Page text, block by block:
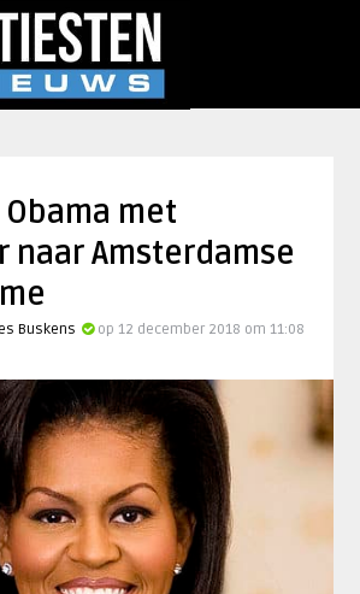
met
naar Amsterdamse
Buskens op 12 december 2018 om 11:08